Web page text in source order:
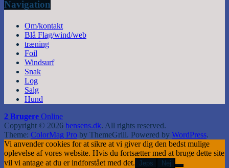
Navigation
Om/kontakt
Blå Flag/wind/web
træning
Foil
Windsurf
Snak
Log
Salg
Hund
2 Brugere Online
Copyright © 2026 bensens.dk. All rights reserved.
Theme: ColorMag Pro by ThemeGrill. Powered by WordPress.
Vi anvender cookies for at sikre at vi giver dig den bedst mulige
oplevelse af vores website. Hvis du fortsætter med at bruge dette site
vil vi antage at du er indforstået med det. Jeps Nej